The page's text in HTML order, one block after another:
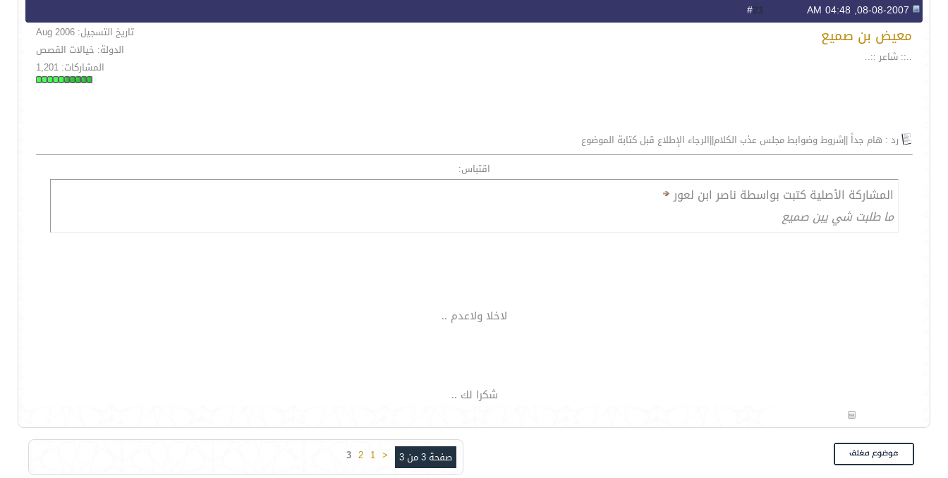
21
معيض بن صميع
..:: شاعر ::..
تاريخ التسجيل: Aug 2006
الدولة: خيالات القصص
المشاركات: 1,201
رد : هام جداً ||شروط وضوابط مجلس عذب الكلام||الرجاء الإطلاع قبل كتابة الموضوع
اقتباس:
المشاركة الأصلية كتبت بواسطة ناصر ابن لعور
ما طلبت شي يبن صميع
لاخلا ولاعدم ..
شكرا لك ..
صفحة 3 من 3 <
1
2
3